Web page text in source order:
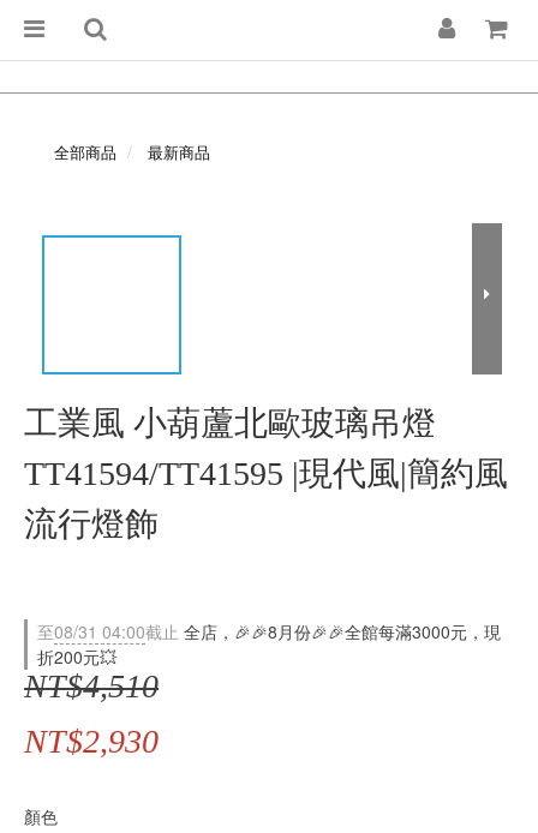
全部商品 最新商品
工業風 小葫蘆北歐玻璃吊燈
TT41594/TT41595 |現代風|簡約風
流行燈飾
至08/31 04:00截止 全店，🎉🎉8月份🎉🎉全館每滿3000元，現
折200元💥
NT$4,510
NT$2,930
顏色